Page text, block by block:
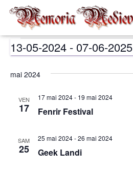
Évènements
13-05-2024 - 07-06-2025
une
mai 2024
VEN
17 Fenrir Festival
17 mai 2024- 19 mai 2024
SAM
25 Geek Landi
25 mai 2024-26 mai 2024